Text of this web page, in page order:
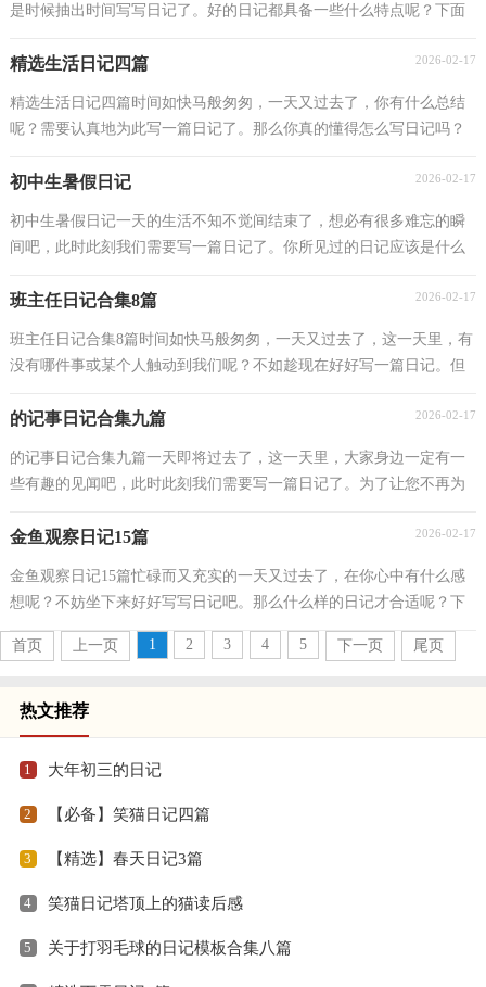
是时候抽出时间写写日记了。好的日记都具备一些什么特点呢？下面
精选生活日记四篇 2026-02-17
精选生活日记四篇时间如快马般匆匆，一天又过去了，你有什么总结
呢？需要认真地为此写一篇日记了。那么你真的懂得怎么写日记吗？
初中生暑假日记 2026-02-17
初中生暑假日记一天的生活不知不觉间结束了，想必有很多难忘的瞬
间吧，此时此刻我们需要写一篇日记了。你所见过的日记应该是什么
班主任日记合集8篇 2026-02-17
班主任日记合集8篇时间如快马般匆匆，一天又过去了，这一天里，有
没有哪件事或某个人触动到我们呢？不如趁现在好好写一篇日记。但
的记事日记合集九篇 2026-02-17
的记事日记合集九篇一天即将过去了，这一天里，大家身边一定有一
些有趣的见闻吧，此时此刻我们需要写一篇日记了。为了让您不再为
金鱼观察日记15篇 2026-02-17
金鱼观察日记15篇忙碌而又充实的一天又过去了，在你心中有什么感
想呢？不妨坐下来好好写写日记吧。那么什么样的日记才合适呢？下
面是小编精心整理的金鱼观察日记，供大家参考借鉴，希...
首页
上一页 1 2 3 4 5 下一页 尾页
热文推荐
1 大年初三的日记
2 【必备】笑猫日记四篇
3 【精选】春天日记3篇
4 笑猫日记塔顶上的猫读后感
5 关于打羽毛球的日记模板合集八篇